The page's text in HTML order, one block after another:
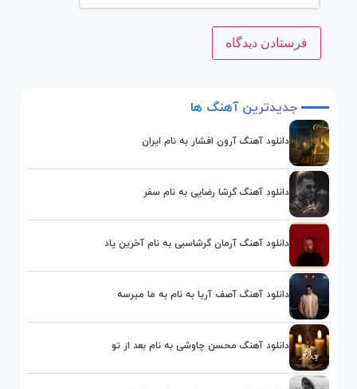
جدیدترین آهنگ ها
دانلود آهنگ آرون افشار به نام ایران
دانلود آهنگ گرشا رضایی به نام سفر
دانلود آهنگ آرمان گرشاسبی به نام آخرین یاد
دانلود آهنگ آصف آریا به نام به ما میرسه
دانلود آهنگ محسن چاوشی به نام بعد از تو